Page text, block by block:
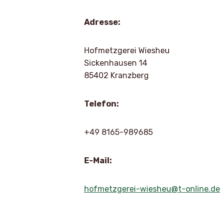
Adresse:
Hofmetzgerei Wiesheu
Sickenhausen 14
85402 Kranzberg
Telefon:
+49 8165-989685
E-Mail:
hofmetzgerei-wiesheu@t-online.de